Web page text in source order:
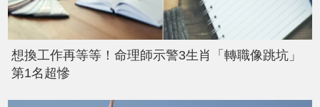
想換工作再等等！命理師示警3生肖「轉職像跳坑」
第1名超慘